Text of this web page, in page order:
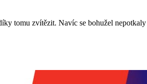
tomu zvítězit. Navíc se bohužel